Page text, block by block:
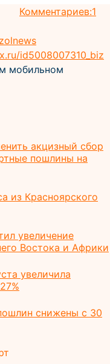
Комментариев:1
id5008007310_biz
мобильном
акцизный сбор
пошлины на
из Красноярского
увеличение
Востока и Африки
увеличила
снижены с 30